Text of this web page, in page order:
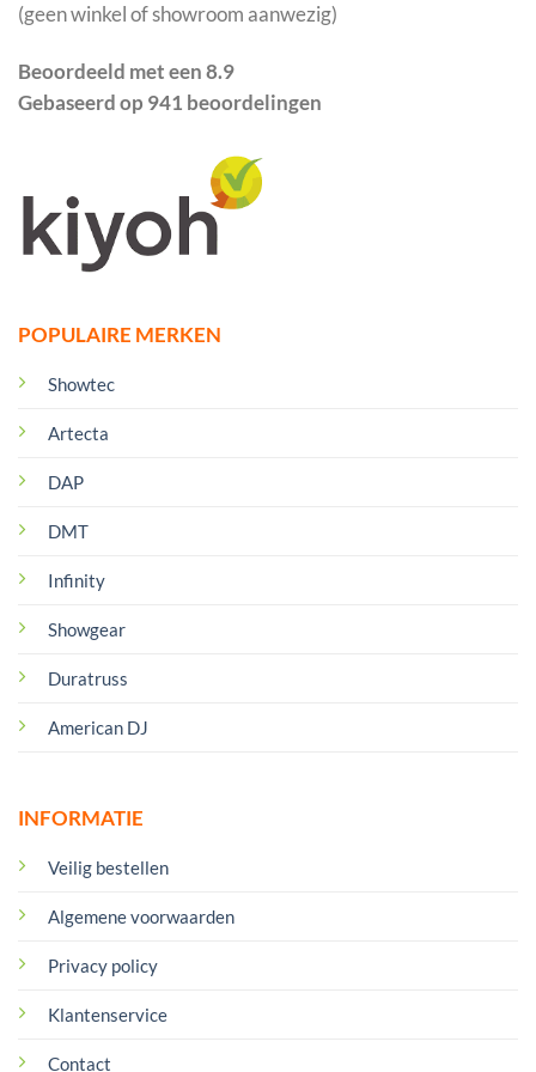
POPULAIRE MERKEN
Showtec
Artecta
DAP
DMT
Infinity
Showgear
Duratruss
American DJ
INFORMATIE
Veilig bestellen
Algemene voorwaarden
Privacy policy
Klantenservice
Contact
(geen winkel of showroom aanwezig)
Beoordeeld met een 8.9
Gebaseerd op 941 beoordelingen